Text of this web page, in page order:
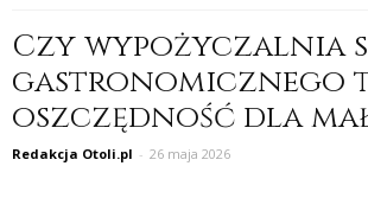
Czy wypożyczalnia
gastronomicznego
oszczędność dla
Redakcja Otoli.pl - 26 maja 2026